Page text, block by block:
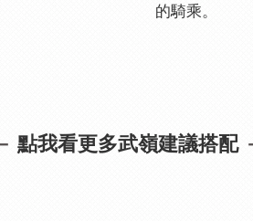
的騎乘。
點我看更多武嶺建議搭配